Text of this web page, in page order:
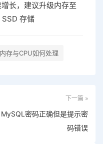
长，建议升级内存至
存储
存与CPU如何处理
下一篇 »
MySQL密码正确但是提示密
码错误